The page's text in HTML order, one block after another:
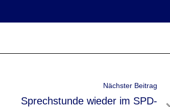
Nächster Beitrag
Nächster
Sprechstunde wieder im SPD-